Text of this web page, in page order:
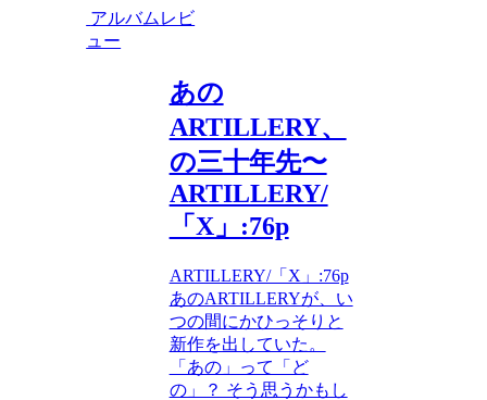
アルバムレビ
ュー
あの
ARTILLERY、
の三十年先〜
ARTILLERY/
「X」:76p
ARTILLERY/「X」:76p
あのARTILLERYが、い
つの間にかひっそりと
新作を出していた。
「あの」って「ど
の」？ そう思うかもし